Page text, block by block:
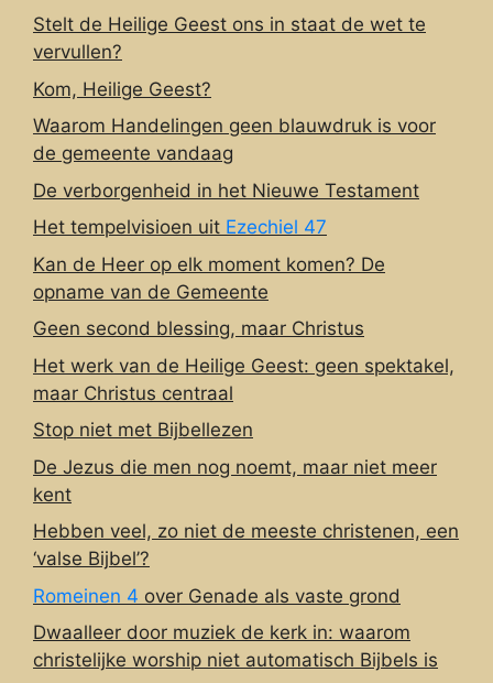
Stelt de Heilige Geest ons in staat de wet te
vervullen?
Kom, Heilige Geest?
Waarom Handelingen geen blauwdruk is voor
de gemeente vandaag
De verborgenheid in het Nieuwe Testament
Het tempelvisioen uit Ezechiel 47
Kan de Heer op elk moment komen? De
opname van de Gemeente
Geen second blessing, maar Christus
Het werk van de Heilige Geest: geen spektakel,
maar Christus centraal
Stop niet met Bijbellezen
De Jezus die men nog noemt, maar niet meer
kent
Hebben veel, zo niet de meeste christenen, een
‘valse Bijbel’?
Romeinen 4 over Genade als vaste grond
Dwaalleer door muziek de kerk in: waarom
christelijke worship niet automatisch Bijbels is